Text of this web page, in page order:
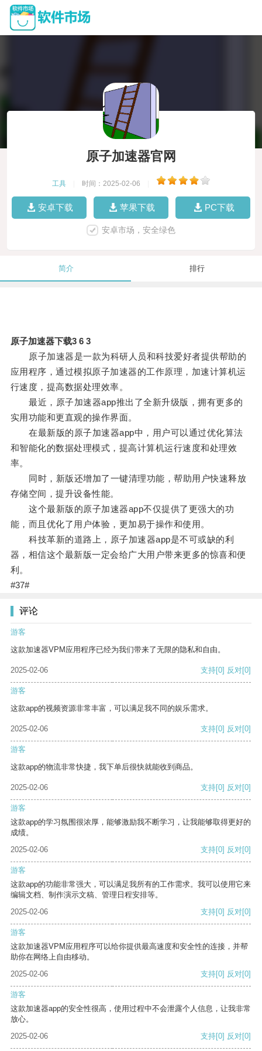
原子加速器官网
工具 时间：2025-02-06
安卓下载 苹果下载 PC下载
安卓市场，安全绿色
简介 排行
原子加速器下载3 6 3
原子加速器是一款为科研人员和科技爱好者提供帮助的
应用程序，通过模拟原子加速器的工作原理，加速计算机运
行速度，提高数据处理效率。
最近，原子加速器app推出了全新升级版，拥有更多的
实用功能和更直观的操作界面。
在最新版的原子加速器app中，用户可以通过优化算法
和智能化的数据处理模式，提高计算机运行速度和处理效
率。
同时，新版还增加了一键清理功能，帮助用户快速释放
存储空间，提升设备性能。
这个最新版的原子加速器app不仅提供了更强大的功
能，而且优化了用户体验，更加易于操作和使用。
科技革新的道路上，原子加速器app是不可或缺的利
器，相信这个最新版一定会给广大用户带来更多的惊喜和便
利。
#37#
评论
游客
这款加速器VPM应用程序已经为我们带来了无限的隐私和自由。
2025-02-06 支持[0] 反对[0]
游客
这款app的视频资源非常丰富，可以满足我不同的娱乐需求。
2025-02-06 支持[0] 反对[0]
游客
这款app的物流非常快捷，我下单后很快就能收到商品。
2025-02-06 支持[0] 反对[0]
游客
这款app的学习氛围很浓厚，能够激励我不断学习，让我能够取得更好的
成绩。
2025-02-06
支持[0] 反对[0]
游客
这款app的功能非常强大，可以满足我所有的工作需求。我可以使用它来
编辑文档、制作演示文稿、管理日程安排等。
2025-02-06
支持[0] 反对[0]
游客
这款加速器VPM应用程序可以给你提供最高速度和安全性的连接，并帮
助你在网络上自由移动。
2025-02-06
支持[0] 反对[0]
游客
这款加速器app的安全性很高，使用过程中不会泄露个人信息，让我非常
放心。
2025-02-06
支持[0] 反对[0]